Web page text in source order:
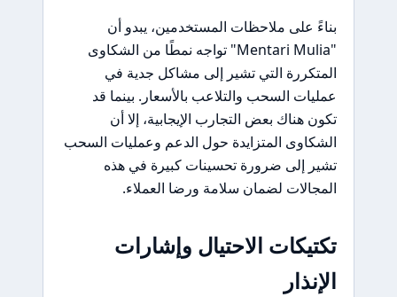
بناءً على ملاحظات المستخدمين، يبدو أن
"Mentari Mulia" تواجه نمطًا من الشكاوى
المتكررة التي تشير إلى مشاكل جدية في
عمليات السحب والتلاعب بالأسعار. بينما قد
تكون هناك بعض التجارب الإيجابية، إلا أن
الشكاوى المتزايدة حول الدعم وعمليات السحب
تشير إلى ضرورة تحسينات كبيرة في هذه
المجالات لضمان سلامة ورضا العملاء.
تكتيكات الاحتيال وإشارات
الإنذار